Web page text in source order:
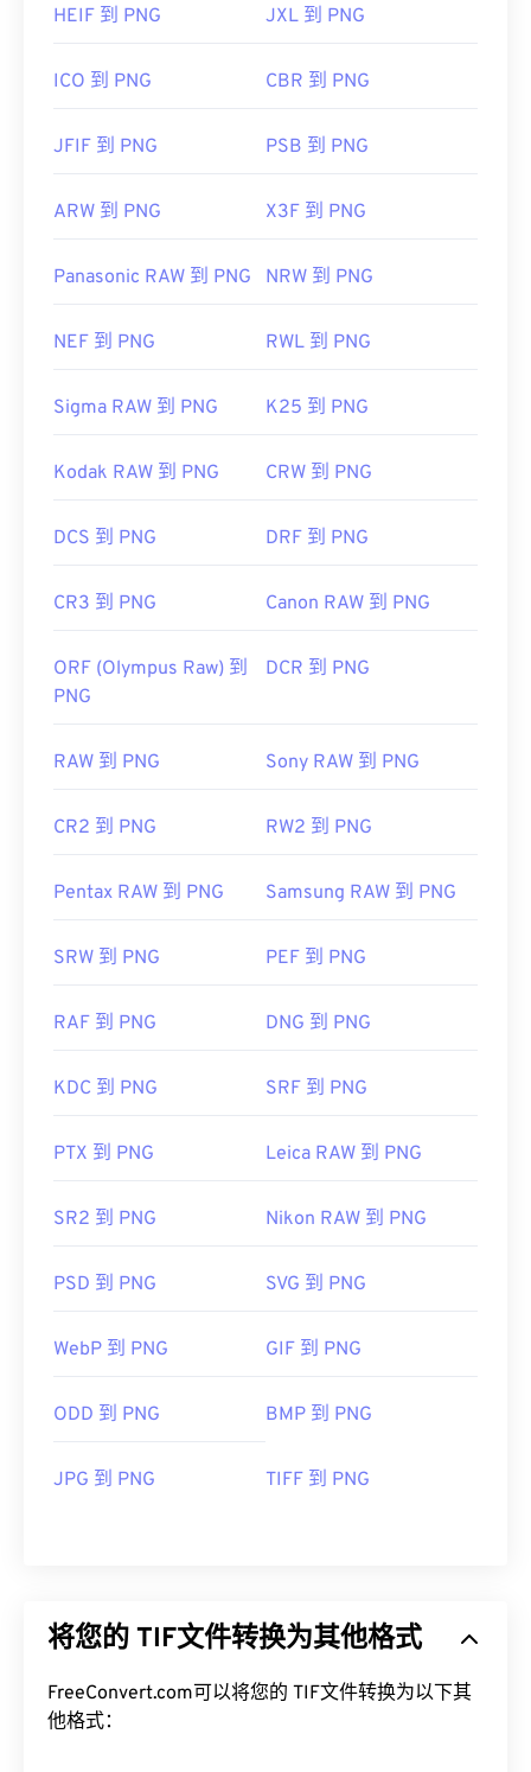
HEIF 到 PNG JXL 到 PNG
ICO 到 PNG CBR 到 PNG
JFIF 到 PNG PSB 到 PNG
ARW 到 PNG X3F 到 PNG
Panasonic RAW 到 PNG NRW 到 PNG
NEF 到 PNG RWL 到 PNG
Sigma RAW 到 PNG K25 到 PNG
Kodak RAW 到 PNG CRW 到 PNG
DCS 到 PNG DRF 到 PNG
CR3 到 PNG Canon RAW 到 PNG
ORF (Olympus Raw) 到
PNG
DCR 到 PNG
RAW 到 PNG Sony RAW 到 PNG
CR2 到 PNG RW2 到 PNG
Pentax RAW 到 PNG Samsung RAW 到 PNG
SRW 到 PNG PEF 到 PNG
RAF 到 PNG DNG 到 PNG
KDC 到 PNG SRF 到 PNG
PTX 到 PNG Leica RAW 到 PNG
SR2 到 PNG Nikon RAW 到 PNG
PSD 到 PNG SVG 到 PNG
WebP 到 PNG GIF 到 PNG
ODD 到 PNG BMP 到 PNG
JPG 到 PNG TIFF 到 PNG
将您的 TIF文件转换为其他格式
FreeConvert.com可以将您的 TIF文件转换为以下其
他格式：